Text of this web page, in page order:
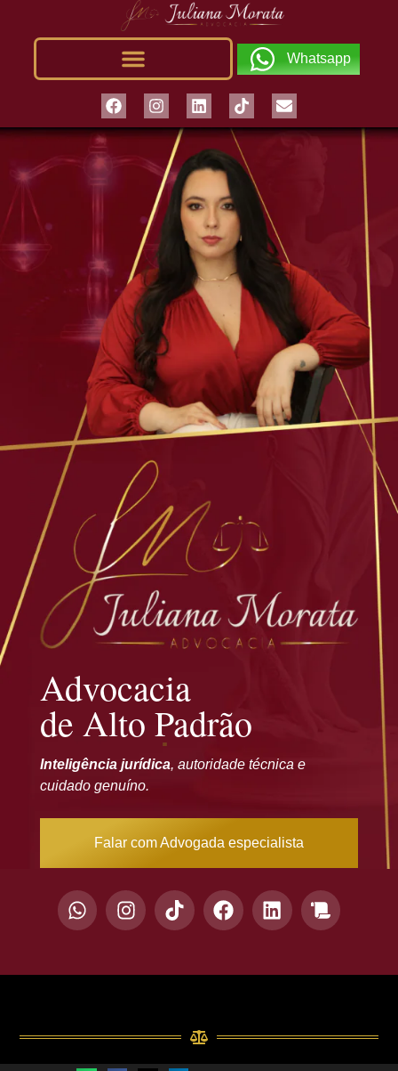
Whatsapp
Advocacia
de Alto Padrão
Inteligência jurídica, autoridade técnica e
cuidado genuíno.
Falar com Advogada especialista